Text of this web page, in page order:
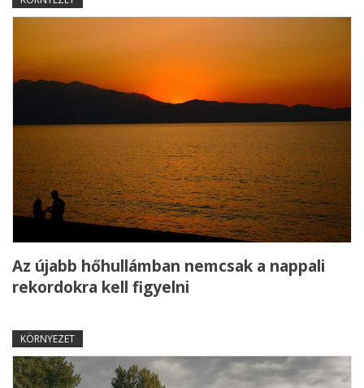
Az újabb hőhullámban nemcsak a nappali
rekordokra kell figyelni
KÖRNYEZET